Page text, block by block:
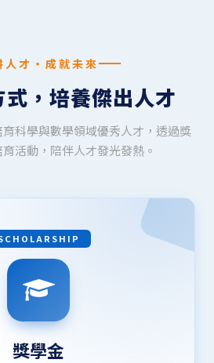
人才・成就未來
，培養傑出人才
科學與數學領域優秀人才，透過獎
活動，陪伴人才發光發熱。
獎學金